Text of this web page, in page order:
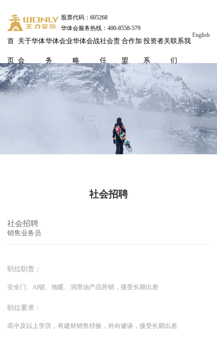
股票代码：605268
华体会服务热线：400-8558-579
首
页
关于华体
会
华体会业
务
华体会战
略
社会责
任
合作加
盟
投资者关
系
联系我
们
English
社会招聘
社会招聘
销售业务员
职位职责：
安全门、AI锁、地暖、润滑油产品营销，接受长期出差
职位要求：
高中及以上学历，有建材销售经验，外向健谈，接受长期出差